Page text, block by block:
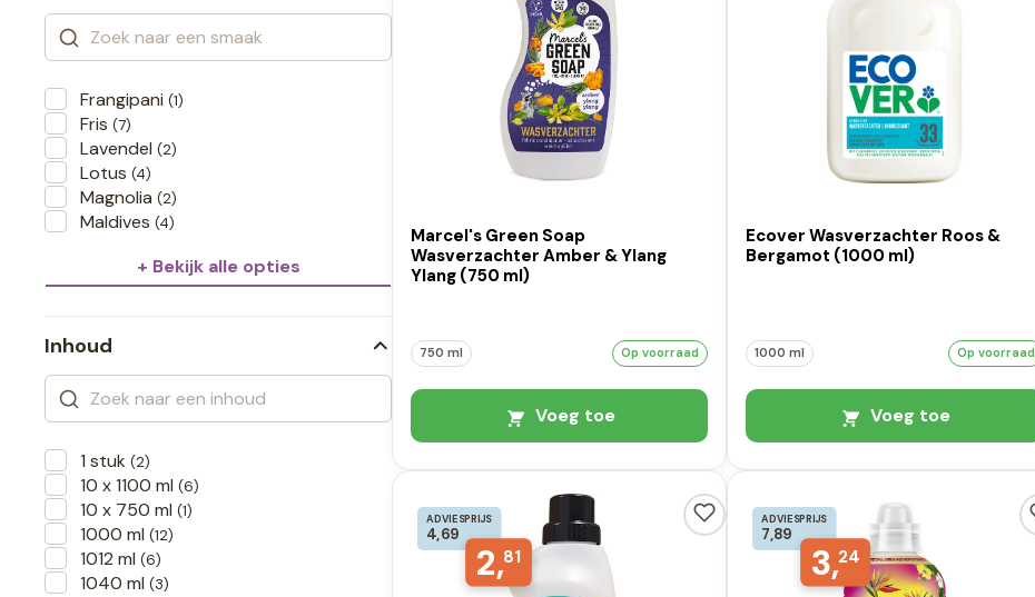
Frangipani (1)
Fris (7)
Lavendel (2)
Lotus (4)
Magnolia (2)
Maldives (4)
+ Bekijk alle opties
Inhoud
1 stuk (2)
10 x 1100 ml (6)
10 x 750 ml (1)
1000 ml (12)
1012 ml (6)
1040 ml (3)
Marcel's Green Soap
Wasverzachter Amber & Ylang
Ylang (750 ml)
750 ml Op voorraad
Voeg toe
Ecover Wasverzachter Roos &
Bergamot (1000 ml)
1000 ml Op voorraad
Voeg toe
ADVIESPRIJS
4,69
2,81
ADVIESPRIJS
7,89
3,24